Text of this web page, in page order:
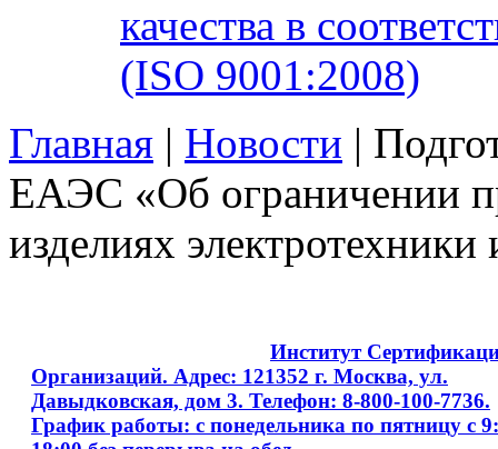
качества в
(ISO 9001:2008)
Главная | Новости |
ЕАЭС «Об ограничении
изделиях
Институт
Организаций. Адрес: 121352 г. Москва, ул.
Давыдковская, дом 3. Телефон: 8-800-100-7736.
График работы: с понедельника по пятницу с